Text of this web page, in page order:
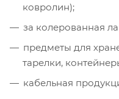
ковролин);
за колерованная
предметы для
тарелки,
кабельная